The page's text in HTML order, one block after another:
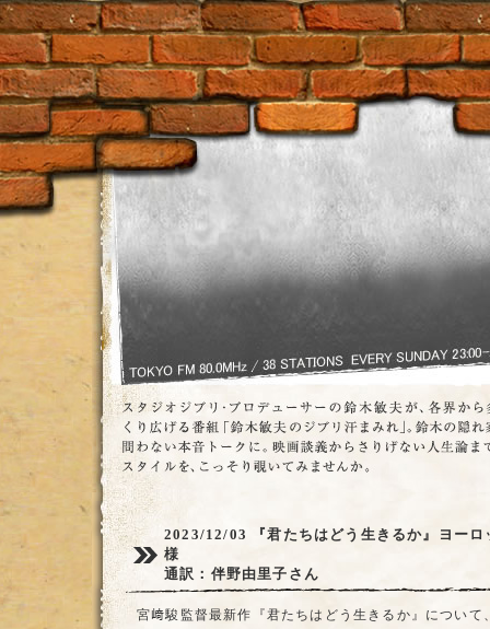
2023/12/03
『君たちはどう生きるか』ヨー
様
通訳：伴野由里子さん
宮﨑駿監督最新作『君たちはどう生きるか』について